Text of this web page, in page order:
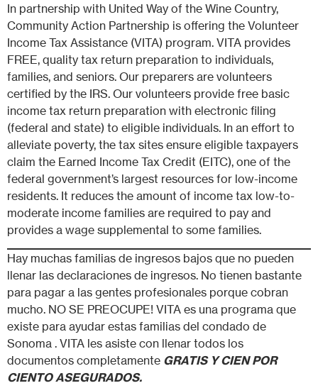
In partnership with United Way of the Wine Country,
Community Action Partnership is offering the Volunteer
Income Tax Assistance (VITA) program. VITA provides
FREE, quality tax return preparation to individuals,
families, and seniors. Our preparers are volunteers
certified by the IRS. Our volunteers provide free basic
income tax return preparation with electronic filing
(federal and state) to eligible individuals. In an effort to
alleviate poverty, the tax sites ensure eligible taxpayers
claim the Earned Income Tax Credit (EITC), one of the
federal government’s largest resources for low-income
residents. It reduces the amount of income tax low-to-
moderate income families are required to pay and
provides a wage supplemental to some families.
Hay muchas familias de ingresos bajos que no pueden
llenar las declaraciones de ingresos. No tienen bastante
para pagar a las gentes profesionales porque cobran
mucho. NO SE PREOCUPE! VITA es una programa que
existe para ayudar estas familias del condado de
Sonoma . VITA les asiste con llenar todos los
documentos completamente GRATISY CIEN POR
CIENTO ASEGURADOS.